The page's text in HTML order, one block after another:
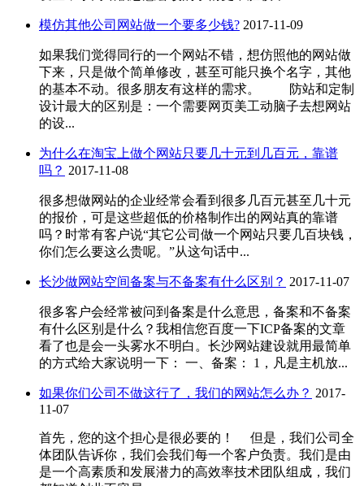
模仿其他公司网站做一个要多少钱? 2017-11-09
如果我们觉得同行的一个网站不错，想仿照他的网站做
下来，只是做个简单修改，甚至可能只换个名字，其他
的基本不动。很多朋友有这样的需求。 防站和定制
设计最大的区别是：一个需要网页美工动脑子去想网站
的设...
为什么在淘宝上做个网站只要几十元到几百元，靠谱
吗？ 2017-11-08
很多想做网站的企业经常会看到很多几百元甚至几十元
的报价，可是这些超低的价格制作出的网站真的靠谱
吗？时常有客户说“其它公司做一个网站只要几百块钱，
你们怎么要这么贵呢。”从这句话中...
长沙做网站空间备案与不备案有什么区别？ 2017-11-07
很多客户会经常被问到备案是什么意思，备案和不备案
有什么区别是什么？我相信您百度一下ICP备案的文章
看了也是会一头雾水不明白。长沙网站建设就用最简单
的方式给大家说明一下： 一、备案： 1，凡是主机放...
如果你们公司不做这行了，我们的网站怎么办？ 2017-
11-07
首先，您的这个担心是很必要的！ 但是，我们公司全
体团队告诉你，我们会我们每一个客户负责。我们是由
是一个高素质和发展潜力的高效率技术团队组成，我们